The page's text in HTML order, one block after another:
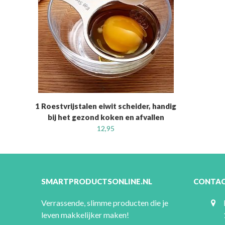
1 Roestvrijstalen eiwit scheider, handig
bij het gezond koken en afvallen
12,95
SMARTPRODUCTSONLINE.NL
Verrassende, slimme producten die je
leven makkelijker maken!